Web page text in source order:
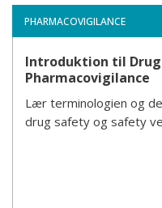
PHARMACOVIGILANCE
Introduktion til
Pharmacovigilance
Lær terminologien og
drug safety og safety